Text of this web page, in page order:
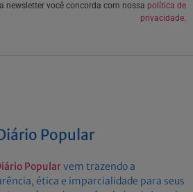
newsletter você concorda com nossa política de
privacidade.
Popular
Popularvem trazendo a
ética e imparcialidade para seus